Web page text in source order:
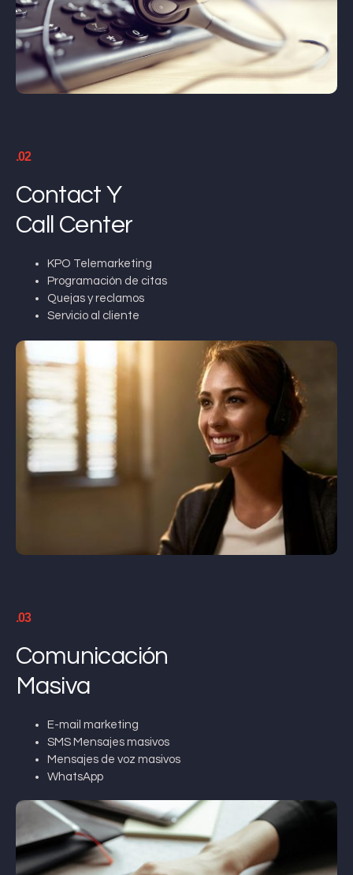
.02
Contact Y
Call Center
KPO Telemarketing
Programación de citas
Quejas y reclamos
Servicio al cliente
.03
Comunicación
Masiva
E-mail marketing
SMS Mensajes masivos
Mensajes de voz masivos
WhatsApp